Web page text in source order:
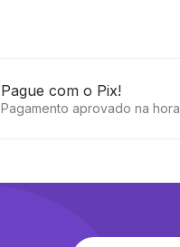
Pague com o Pix!
Pagamento aprovado na hora